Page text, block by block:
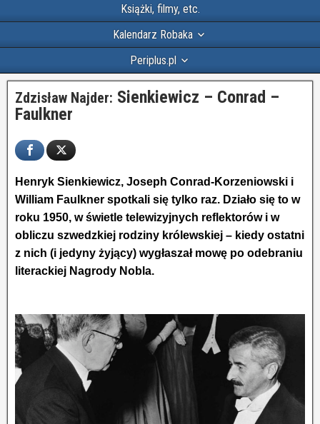
Książki, filmy, etc.
Kalendarz Robaka
Periplus.pl
Zdzisław Najder: Sienkiewicz – Conrad –
Faulkner
Henryk Sienkiewicz, Joseph Conrad-Korzeniowski i
William Faulkner spotkali się tylko raz. Działo się to w
roku 1950, w świetle telewizyjnych reflektorów i w
obliczu szwedzkiej rodziny królewskiej – kiedy ostatni
z nich (i jedyny żyjący) wygłaszał mowę po odebraniu
literackiej Nagrody Nobla.